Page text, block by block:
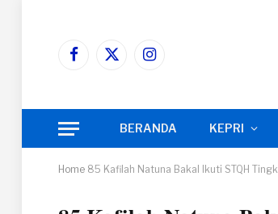
Facebook
X
Instagram
BERANDA KEPRI
Home 85 Kafilah Natuna Bakal Ikuti STQH